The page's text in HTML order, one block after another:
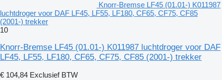
Knorr-Bremse LF45 (01.01-) K011987
luchtdroger voor DAF LF45, LF55, LF180, CF65, CF75, CF85
(2001-) trekker
10
Knorr-Bremse LF45 (01.01-) K011987 luchtdroger voor DAF
LF45, LF55, LF180, CF65, CF75, CF85 (2001-) trekker
€ 104,84 Exclusief BTW